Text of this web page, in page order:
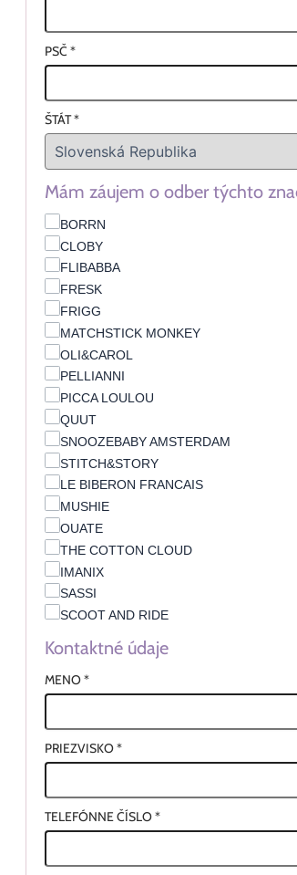
PSČ *
ŠTÁT*
Mám záujem o odber týchto
BORRN
CLOBY
FLIBABBA
FRESK
FRIGG
MATCHSTICK MONKEY
OLI&CAROL
PELLIANNI
PICCA LOULOU
QUUT
SNOOZEBABY AMSTERDAM
STITCH&STORY
LE BIBERON FRANCAIS
MUSHIE
OUATE
THE COTTON CLOUD
IMANIX
SASSI
SCOOT AND RIDE
Kontaktné údaje
MENO*
PRIEZVISKO*
TELEFÓNNE ČÍSLO*